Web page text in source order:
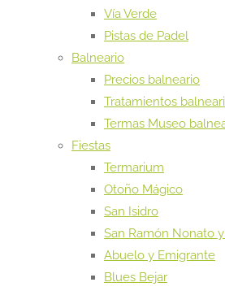
Vía Verde
Pistas de Padel
Balneario
Precios balneario
Tratamientos
Termas Museo
Fiestas
Termarium
Otoño Mágico
San Isidro
San Ramón Nonato
Abuelo y Emigrante
Blues Bejar